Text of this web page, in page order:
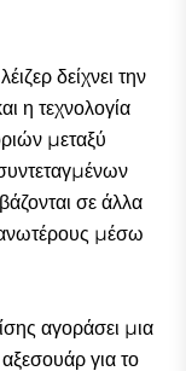
δείχνει την
η τεχνολογία
μεταξύ
σε άλλα
μέσω
αγοράσει μια
για το